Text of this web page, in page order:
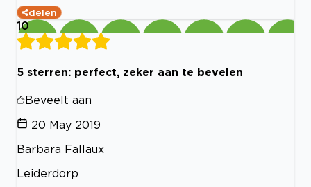
delen
10
5 sterren: perfect, zeker aan te bevelen
Beveelt aan
20 May 2019
Barbara Fallaux
Leiderdorp